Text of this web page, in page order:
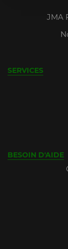
JMA
SERVICES
BESOIN D'AIDE